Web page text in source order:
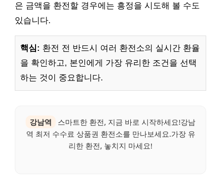
은 금액을 환전할 경우에는 흥정을 시도해 볼 수도
있습니다.
핵심: 환전 전 반드시 여러 환전소의 실시간 환율
을 확인하고, 본인에게 가장 유리한 조건을 선택
하는 것이 중요합니다.
강남역
스마트한 환전, 지금 바로 시작하세요!강남
역 최저 수수료 상품권 환전소를 만나보세요.가장 유
리한 환전, 놓치지 마세요!